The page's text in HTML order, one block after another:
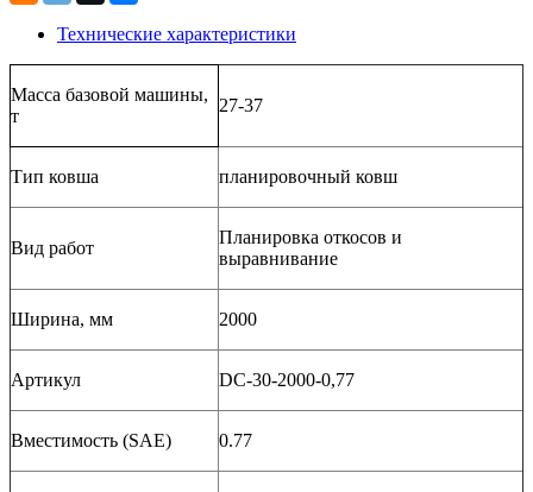
Технические характеристики
Масса базовой машины,
т
27-37
Тип ковша планировочный ковш
Вид работ
Планировка откосов и
выравнивание
Ширина, мм 2000
Артикул DC-30-2000-0,77
Вместимость (SAE) 0.77